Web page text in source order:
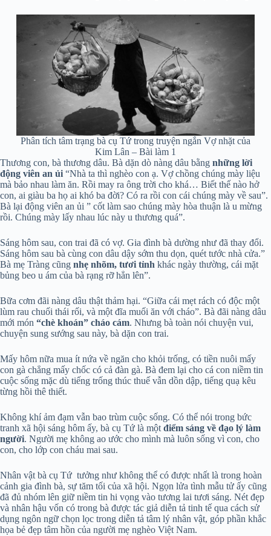
Phân tích tâm trạng bà cụ Tứ trong truyện ngắn Vợ nhặt của
Kim Lân – Bài làm 1
Thương con, bà thương dâu. Bà dặn dò nàng dâu bằng những lời
động viên an ủi “Nhà ta thì nghèo con ạ. Vợ chồng chúng mày liệu
mà bảo nhau làm ăn. Rồi may ra ông trời cho khá… Biết thế nào hở
con, ai giàu ba họ ai khó ba đời? Có ra rồi con cái chúng mày về sau”.
Bà lại động viên an ủi ” cốt làm sao chúng mày hòa thuận là u mừng
rồi. Chúng mày lấy nhau lúc này u thương quá”.
Sáng hôm sau, con trai đã có vợ. Gia đình bà dường như đã thay đổi.
Sáng hôm sau bà cùng con dâu dậy sớm thu dọn, quét tước nhà cửa.”
Bà mẹ Tràng cũng nhẹ nhõm, tươi tỉnh khác ngày thường, cái mặt
bủng beo u ám của bà rạng rỡ hẳn lên”.
Bữa cơm đãi nàng dâu thật thảm hại. “Giữa cái mẹt rách có độc một
lùm rau chuối thái rối, và một đĩa muối ăn với cháo”. Bà đãi nàng dâu
mới món “chè khoán” cháo cám. Nhưng bà toàn nói chuyện vui,
chuyện sung sướng sau này, bà dặn con trai.
Mấy hôm nữa mua ít nứa về ngăn cho khỏi trống, có tiền nuôi mấy
con gà chẳng mấy chốc có cả đàn gà. Bà đem lại cho cá con niềm tin
cuộc sống mặc dù tiếng trống thúc thuế vẫn dồn dập, tiếng quạ kêu
từng hồi thê thiết.
Không khí ảm đạm vẫn bao trùm cuộc sống. Có thể nói trong bức
tranh xã hội sáng hôm ấy, bà cụ Tứ là một điểm sáng về đạo lý làm
người. Người mẹ không ao ước cho mình mà luôn sống vì con, cho
con, cho lớp con cháu mai sau.
Nhân vật bà cụ Tứ tưởng như không thể có được nhất là trong hoàn
cảnh gia đình bà, sự tăm tối của xã hội. Ngọn lửa tình mẫu tử ấy cũng
đã đủ nhóm lên giữ niềm tin hi vọng vào tương lai tươi sáng. Nét đẹp
và nhân hậu vốn có trong bà được tác giả diễn tả tinh tế qua cách sử
dụng ngôn ngữ chọn lọc trong diễn tả tâm lý nhân vật, góp phần khắc
họa bẻ đẹp tâm hồn của người mẹ nghèo Việt Nam.